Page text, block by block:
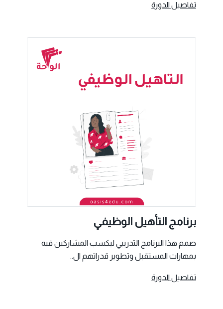
تفاصيل الدورة
برنامج التأهيل الوظيفي
صمم هذا البرنامج التدريبي ليكسب المشاركين فيه
بمهارات المستقبل وتطوير قدراتهم ال..
تفاصيل الدورة